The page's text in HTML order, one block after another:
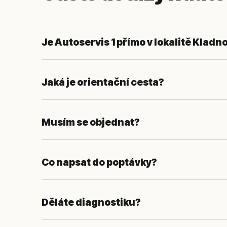
Je Autoservis 1 přímo v lokalitě
Jaká je orientační cesta?
Musím se objednat?
Co napsat do poptávky?
Děláte diagnostiku?